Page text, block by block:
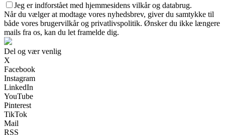
Jeg er indforstået med hjemmesidens vilkår og databrug.
Når du vælger at modtage vores nyhedsbrev, giver du samtykke til
både vores brugervilkår og privatlivspolitik. Ønsker du ikke længere
mails fra os, kan du let framelde dig.
Del og vær venlig
X
Facebook
Instagram
LinkedIn
YouTube
Pinterest
TikTok
Mail
RSS